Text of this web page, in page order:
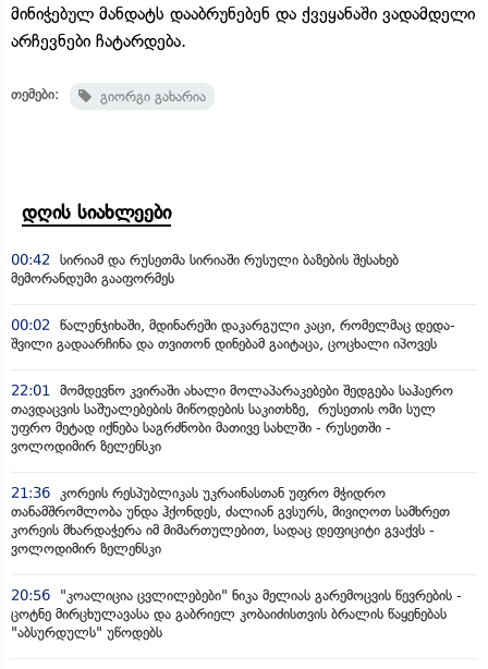
მინიჭებულ მანდატს დააბრუნებენ და ქვეყანაში ვადამდელი
არჩევნები ჩატარდება.
თემები: გიორგი გახარია
დღის სიახლეები
00:42
სირიამ და რუსეთმა სირიაში რუსული ბაზების შესახებ
მემორანდუმი გააფორმეს
00:02
წალენჯიხაში, მდინარეში დაკარგული კაცი, რომელმაც დედა-
შვილი გადაარჩინა და თვითონ დინებამ გაიტაცა, ცოცხალი იპოვეს
22:01
მომდევნო კვირაში ახალი მოლაპარაკებები შედგება საჰაერო
თავდაცვის საშუალებების მიწოდების საკითხზე, რუსეთის ომი სულ
უფრო მეტად იქნება საგრძნობი მათივე სახლში - რუსეთში -
ვოლოდიმირ ზელენსკი
21:36
კორეის რესპუბლიკას უკრაინასთან უფრო მჭიდრო
თანამშრომლობა უნდა ჰქონდეს, ძალიან გვსურს, მივიღოთ სამხრეთ
კორეის მხარდაჭერა იმ მიმართულებით, სადაც დეფიციტი გვაქვს -
ვოლოდიმირ ზელენსკი
20:56
"კოალიცია ცვლილებები" ნიკა მელიას გარემოცვის წევრების -
ცოტნე მირცხულავასა და გაბრიელ კობაიძისთვის ბრალის წაყენებას
"აბსურდულს" უწოდებს